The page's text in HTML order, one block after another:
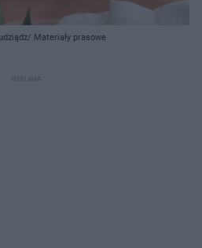
Materiały prasowe